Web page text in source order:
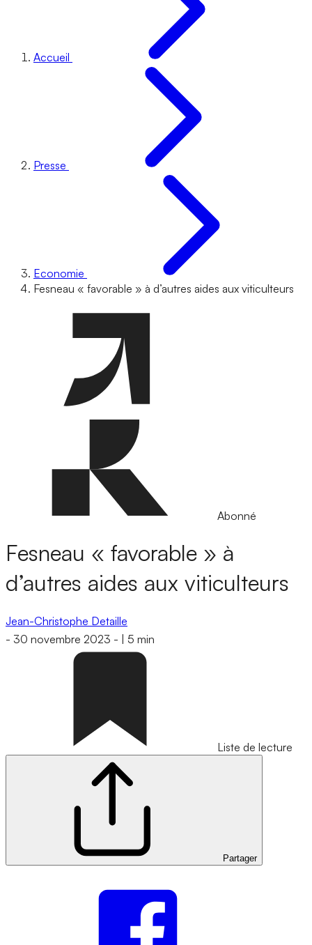
Accueil
Presse
Economie
Fesneau « favorable » à d’autres aides aux viticulteurs
Abonné
Fesneau « favorable » à
d’autres aides aux viticulteurs
Jean-Christophe Detaille
- 30 novembre 2023 - 5 min
Liste de lecture
Partager